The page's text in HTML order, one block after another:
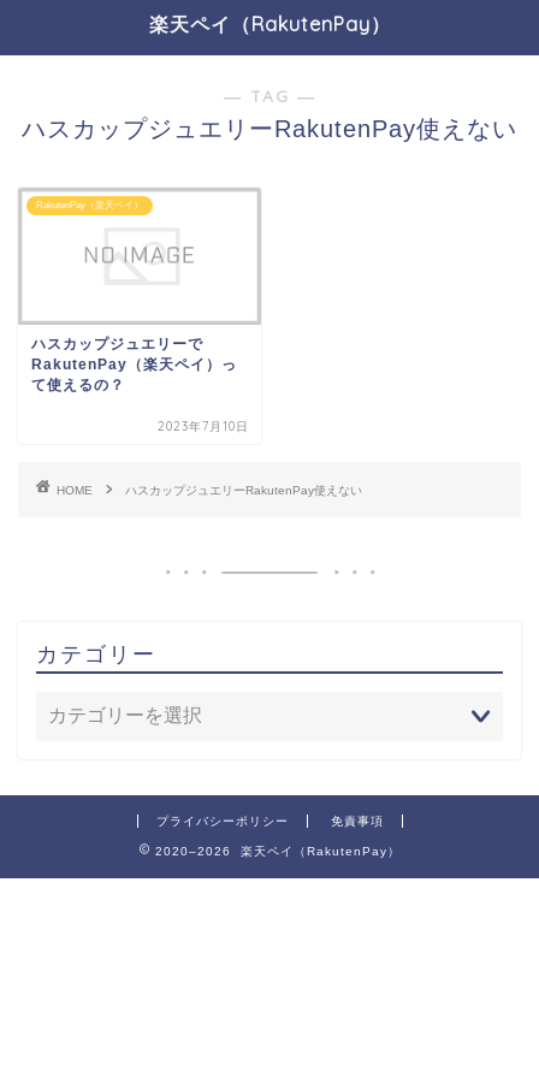
楽天ペイ（RakutenPay）
― TAG ―
ハスカップジュエリーRakutenPay使えない
RakutenPay（楽天ペイ）
ハスカップジュエリーで
RakutenPay（楽天ペイ）っ
て使えるの？
2023年7月10日
HOME ハスカップジュエリーRakutenPay使えない
カテゴリー
プライバシーポリシー 免責事項
2020–2026 楽天ペイ（RakutenPay）